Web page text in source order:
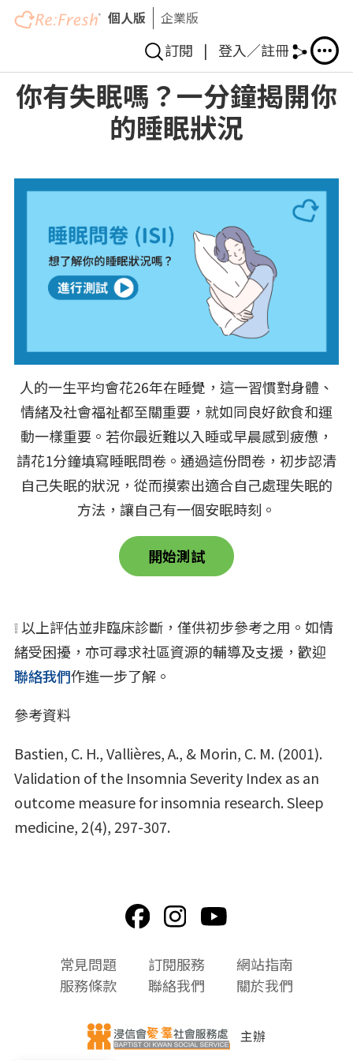
移
個人版 企業版
訂閱 | 登入／註冊
你有失眠嗎？一分鐘揭開你
的睡眠狀況
人的一生平均會花26年在睡覺，這一習慣對身體、
情緒及社會福祉都至關重要，就如同良好飲食和運
動一樣重要。若你最近難以入睡或早晨感到疲憊，
請花1分鐘填寫睡眠問卷。通過這份問卷，初步認清
自己失眠的狀況，從而摸索出適合自己處理失眠的
方法，讓自己有一個安眠時刻。
開始測試
❕ 以上評估並非臨床診斷，僅供初步參考之用。如情
緒受困擾，亦可尋求社區資源的輔導及支援，歡迎
聯絡我們作進一步了解。
參考資料
Bastien, C. H., Vallières, A., & Morin, C. M. (2001).
Validation of the Insomnia Severity Index as an
outcome measure for insomnia research.Sleep
medicine,2(4), 297-307.
常見問題 訂閱服務
網站指南
服務條款
聯絡我們 關於我們
主辦